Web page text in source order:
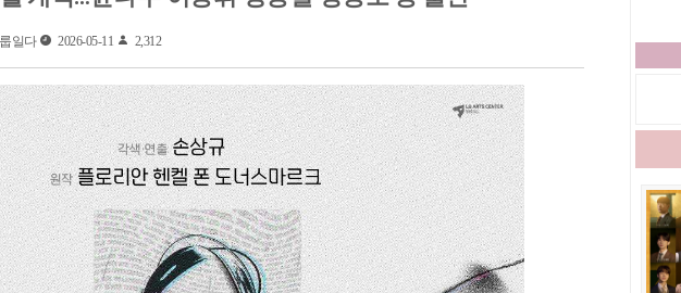
일다 2026-05-11 2,312